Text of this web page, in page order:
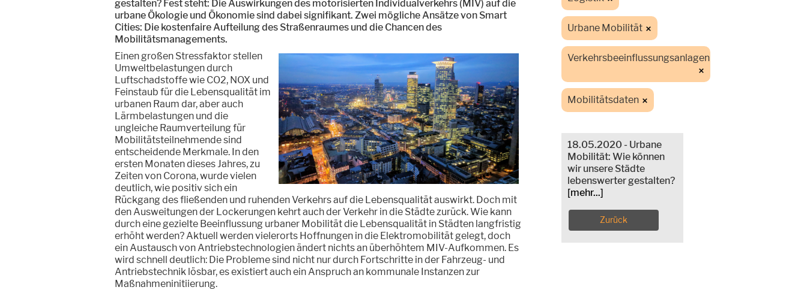
gestalten? Fest steht: Die Auswirkungen des motorisierten Individualverkehrs (MIV) auf die
urbane Ökologie und Ökonomie sind dabei signifikant. Zwei mögliche Ansätze von Smart
Cities: Die kostenfaire Aufteilung des Straßenraumes und die Chancen des
Mobilitätsmanagements.
Einen großen Stressfaktor stellen
Umweltbelastungen durch
Luftschadstoffe wie CO2, NOX und
Feinstaub für die Lebensqualität im
urbanen Raum dar, aber auch
Lärmbelastungen und die
ungleiche Raumverteilung für
Mobilitätsteilnehmende sind
entscheidende Merkmale. In den
ersten Monaten dieses Jahres, zu
Zeiten von Corona, wurde vielen
deutlich, wie positiv sich ein
Rückgang des fließenden und ruhenden Verkehrs auf die Lebensqualität auswirkt. Doch mit
den Ausweitungen der Lockerungen kehrt auch der Verkehr in die Städte zurück. Wie kann
durch eine gezielte Beeinflussung urbaner Mobilität die Lebensqualität in Städten langfristig
erhöht werden? Aktuell werden vielerorts Hoffnungen in die Elektromobilität gelegt, doch
ein Austausch von Antriebstechnologien ändert nichts an überhöhtem MIV-Aufkommen. Es
wird schnell deutlich: Die Probleme sind nicht nur durch Fortschritte in der Fahrzeug- und
Antriebstechnik lösbar, es existiert auch ein Anspruch an kommunale Instanzen zur
Maßnahmeninitiierung.
Urbane Mobilität
Verkehrsbeeinflussungsanlagen
Mobilitätsdaten
18.05.2020 - Urbane
Mobilität: Wie können
wir unsere Städte
lebenswerter gestalten?
[mehr...]
Zurück